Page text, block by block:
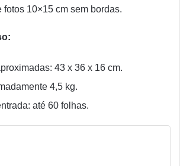
fotos 10×15 cm sem bordas.
43 x 36 x 16 cm.
4,5 kg.
até 60 folhas.